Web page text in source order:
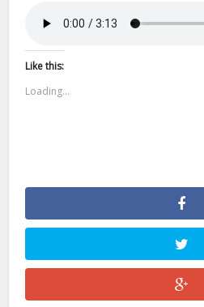
Like this:
Loading...